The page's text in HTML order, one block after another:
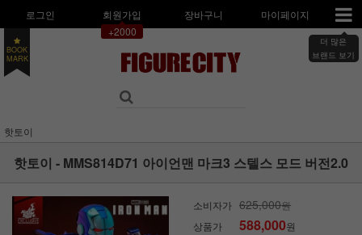
로그인
회원가입
+2000
장바구니 마이페이지
더 많은
브랜드 보기
BOOK
MARK
핫토이
핫토이 - MMS814D71 아이언맨 마크3 스텔스 모드 버전2.0
소비자가 625,000원
상품가
588,000원